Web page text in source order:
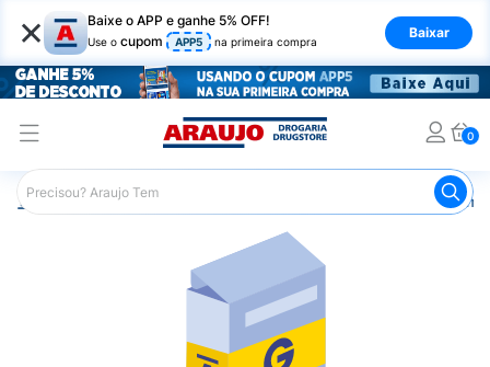
× Baixe o APP e ganhe 5% OFF!
Use o cupom APP5 na primeira compra
Baixar
0
Araujo Medicamentos